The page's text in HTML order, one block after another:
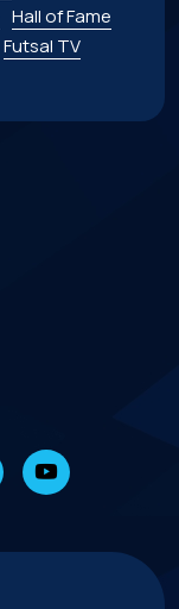
Hall of Fame
Futsal TV